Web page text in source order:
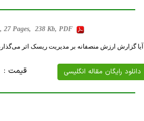
27 Pages, 238 Kb, PDF
آیا گزارش ارزش منصفانه بر مدیریت ریسک اثر
دانلود رایگان مقاله انگلیسی قیمت :